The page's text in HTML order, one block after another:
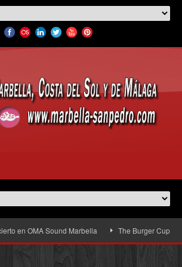
en OMA Sound Marbella The Burger Cup llega